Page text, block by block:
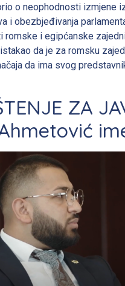
o neophodnosti izmjene
i obezbjeđivanja
romske i egipćanske
da je za romsku
da ima svog
ZA